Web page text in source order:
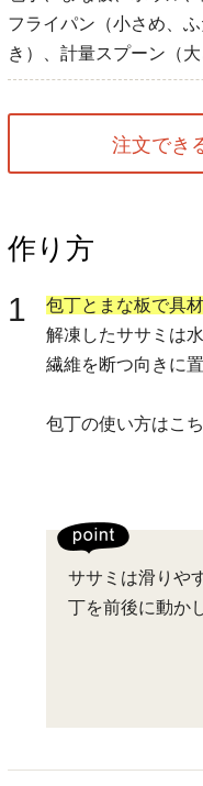
フライパン（小さめ、
き）、計量スプーン（大
注文でき
作り方
1
包丁とまな板で具
解凍したササミは
繊維を断つ向きに
包丁の使い方はこ
ササミは滑りや
丁を前後に動か